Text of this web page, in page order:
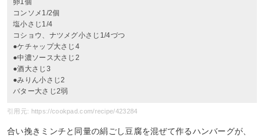
卵1個
コンソメ1/2個
塩小さじ1/4
コショウ、ナツメグ小さじ1/4づつ
●ケチャップ大さじ4
●中濃ソース大さじ2
●酒大さじ3
●みりん小さじ2
バター大さじ2弱
引用元: https://cookpad.com/recipe/423284
合い挽きミンチと同量の絹ごし豆腐を混ぜて作るハンバーグが、